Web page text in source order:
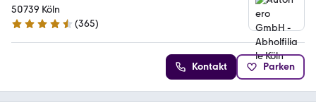
50739 Köln
4.6 Sterne
(365)
Kontakt Parken